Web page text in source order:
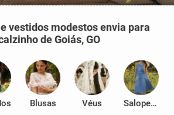
vestidos modestos envia para
de Goiás, GO
Blusas Véus Salopetes